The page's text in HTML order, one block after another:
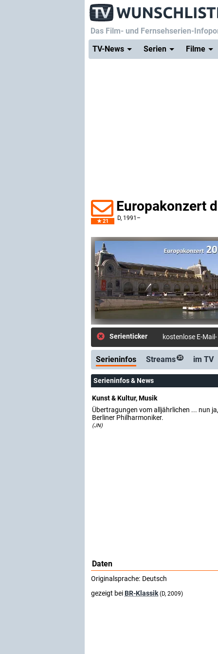
Das Film- und Fernsehserien-
TV-News
Serien Filme
21
Europakonzert
D, 1991–
Serienticker kostenlose E-
Serieninfos Streams 35 im TV
Serieninfos & News
Kunst & Kultur, Musik
Übertragungen vom alljährlichen ... nun
Berliner Philharmoniker.
(JN)
Daten
Originalsprache: Deutsch
gezeigt beiBR-Klassik (D, 2009)